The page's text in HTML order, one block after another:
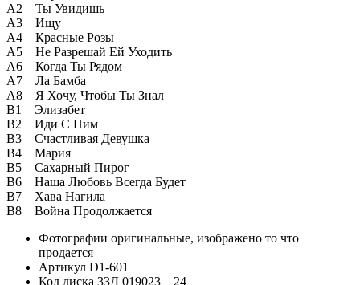
A2 Ты Увидишь
A3 Ищу
A4 Красные Розы
A5 Не Разрешай Ей Уходить
A6 Когда Ты Рядом
A7 Ла Бамба
A8 Я Хочу, Чтобы Ты Знал
B1 Элизабет
B2 Иди С Ним
B3 Счастливая Девушка
B4 Мария
B5 Сахарный Пирог
B6 Наша Любовь Всегда Будет
B7 Хава Нагила
B8 Война Продолжается
Фотографии оригинальные, изображено то что
продается
Артикул D1-601
Код диска 33Д 019023—24